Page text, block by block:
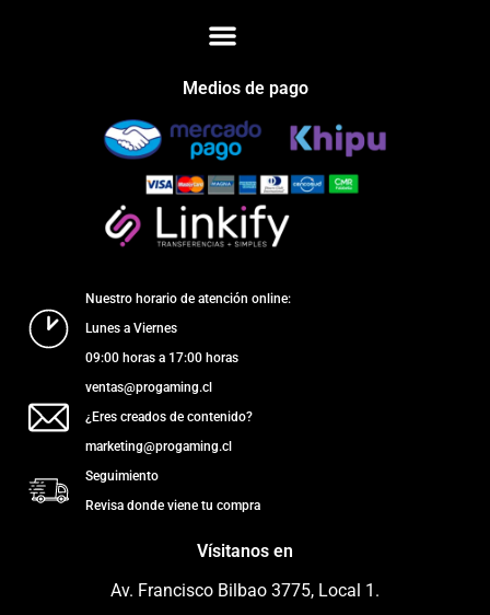
Medios de pago
Nuestro horario de atención online:
Lunes a Viernes
09:00 horas a 17:00 horas
ventas@progaming.cl
¿Eres creados de contenido?
marketing@progaming.cl
Seguimiento
Revisa donde viene tu compra
Vísitanos en
Av. Francisco Bilbao 3775, Local 1.